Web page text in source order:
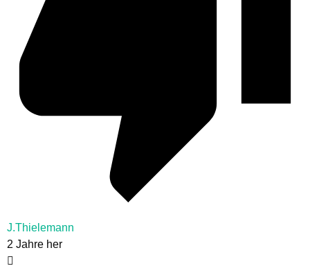
J.Thielemann
2 Jahre her